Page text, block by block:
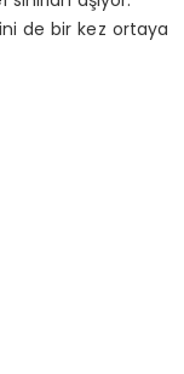
de bir kez ortaya